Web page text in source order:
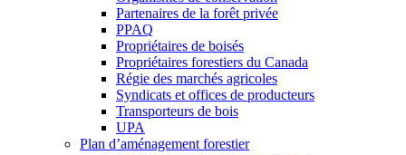
Partenaires de la forêt privée
PPAQ
Propriétaires de boisés
Propriétaires forestiers du Canada
Régie des marchés agricoles
Syndicats et offices de producteurs
Transporteurs de bois
UPA
Plan d’aménagement forestier